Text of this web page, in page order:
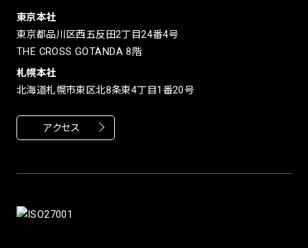
東京本社
東京都品川区西五反田2丁目24番4号
THE CROSS GOTANDA 8階
札幌本社
北海道札幌市東区北8条東4丁目1番20号
アクセス